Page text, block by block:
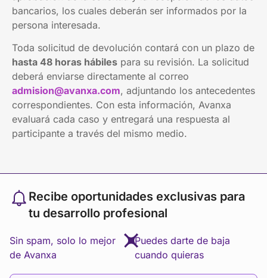
bancarios, los cuales deberán ser informados por la
persona interesada.
Toda solicitud de devolución contará con un plazo de
hasta 48 horas hábiles para su revisión. La solicitud
deberá enviarse directamente al correo
admision@avanxa.com, adjuntando los antecedentes
correspondientes. Con esta información, Avanxa
evaluará cada caso y entregará una respuesta al
participante a través del mismo medio.
Recibe oportunidades exclusivas para
tu desarrollo profesional
Sin spam, solo lo mejor
de Avanxa
Puedes darte de baja
cuando quieras